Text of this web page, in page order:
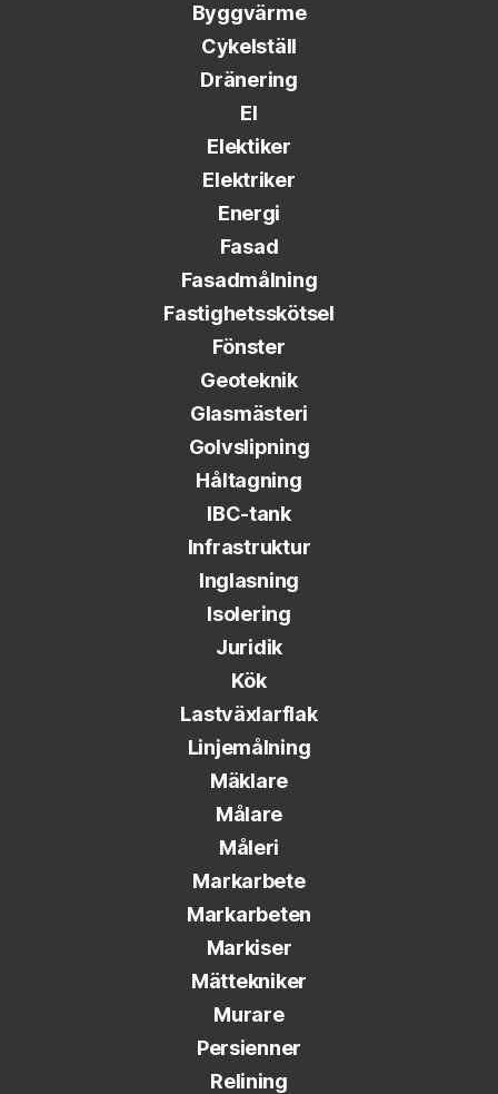
Byggvärme
Cykelställ
Dränering
El
Elektiker
Elektriker
Energi
Fasad
Fasadmålning
Fastighetsskötsel
Fönster
Geoteknik
Glasmästeri
Golvslipning
Håltagning
IBC-tank
Infrastruktur
Inglasning
Isolering
Juridik
Kök
Lastväxlarflak
Linjemålning
Mäklare
Målare
Måleri
Markarbete
Markarbeten
Markiser
Mättekniker
Murare
Persienner
Relining